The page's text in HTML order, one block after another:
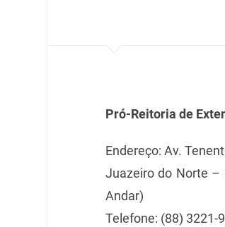
Pró-Reitoria de
Endereço: Av.
Juazeiro do Norte –
Andar)
Telefone: (88) 3221-